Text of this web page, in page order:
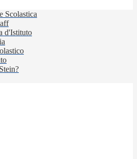
Scolastica
d'Istituto